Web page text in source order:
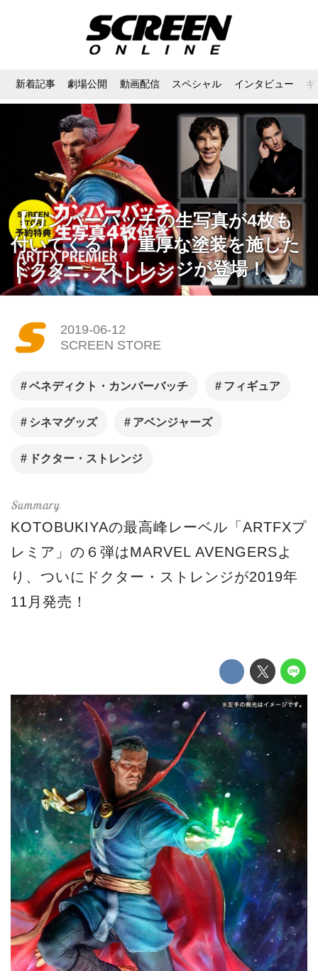
新着記事 劇場公開 動画配信 スペシャル インタビュー
【カンバーバッチの生写真が4枚も
付いてくる！】重厚な塗装を施した
ドクター・ストレンジが登場！
2019-06-12
SCREEN STORE
ベネディクト・カンバーバッチ フィギュア
シネマグッズ アベンジャーズ
ドクター・ストレンジ
KOTOBUKIYAの最高峰レーベル「ARTFXプ
レミア」の６弾はMARVEL AVENGERSよ
り、ついにドクター・ストレンジが2019年
11月発売！